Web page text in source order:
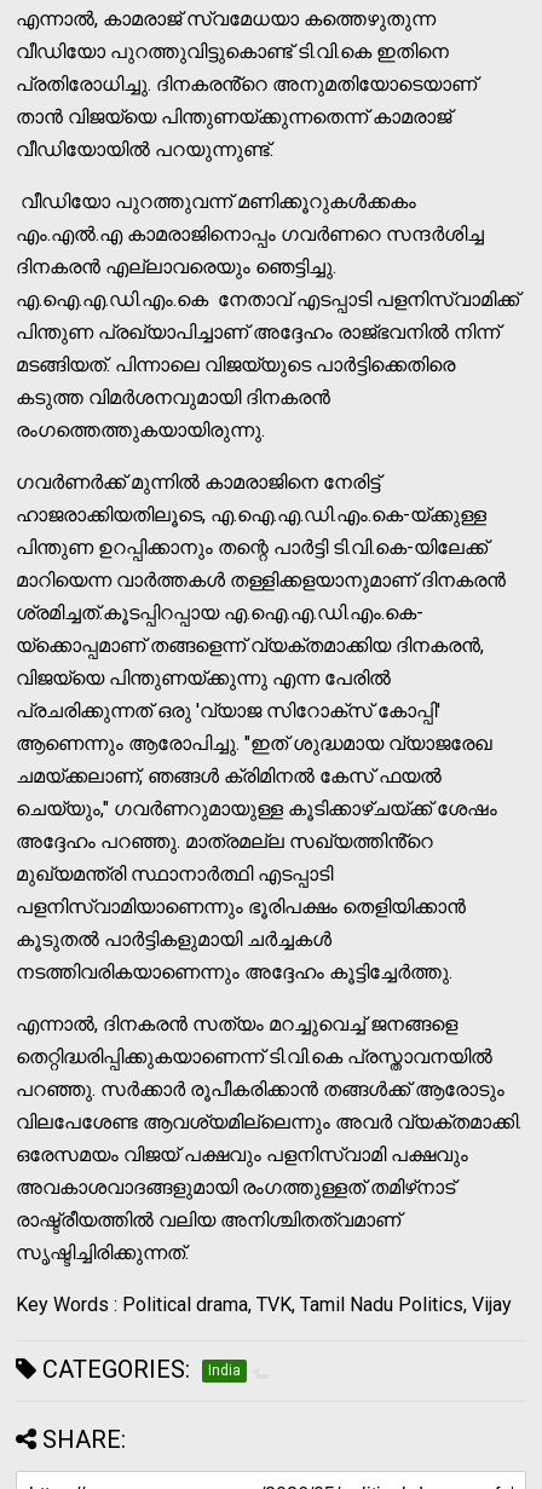
എന്നാൽ, കാമരാജ് സ്വമേധയാ കത്തെഴുതുന്ന
വീഡിയോ പുറത്തുവിട്ടുകൊണ്ട് ടി.വി.കെ ഇതിനെ
പ്രതിരോധിച്ചു. ദിനകരൻ്റെ അനുമതിയോടെയാണ്
താൻ വിജയ്‌യെ പിന്തുണയ്ക്കുന്നതെന്ന് കാമരാജ്
വീഡിയോയിൽ പറയുന്നുണ്ട്.
വീഡിയോ പുറത്തുവന്ന് മണിക്കൂറുകൾക്കകം
എം.എൽ.എ കാമരാജിനൊപ്പം ഗവർണറെ സന്ദർശിച്ച
ദിനകരൻ എല്ലാവരെയും ഞെട്ടിച്ചു.
എ.ഐ.എ.ഡി.എം.കെ നേതാവ് എടപ്പാടി പളനിസ്വാമിക്ക്
പിന്തുണ പ്രഖ്യാപിച്ചാണ് അദ്ദേഹം രാജ്ഭവനിൽ നിന്ന്
മടങ്ങിയത്. പിന്നാലെ വിജയ്‌യുടെ പാർട്ടിക്കെതിരെ
കടുത്ത വിമർശനവുമായി ദിനകരൻ
രംഗത്തെത്തുകയായിരുന്നു.
ഗവർണർക്ക് മുന്നിൽ കാമരാജിനെ നേരിട്ട്
ഹാജരാക്കിയതിലൂടെ, എ.ഐ.എ.ഡി.എം.കെ-യ്ക്കുള്ള
പിന്തുണ ഉറപ്പിക്കാനും തന്റെ പാർട്ടി ടി.വി.കെ-യിലേക്ക്
മാറിയെന്ന വാർത്തകൾ തള്ളിക്കളയാനുമാണ് ദിനകരൻ
ശ്രമിച്ചത്.കൂടപ്പിറപ്പായ എ.ഐ.എ.ഡി.എം.കെ-
യ്ക്കൊപ്പമാണ് തങ്ങളെന്ന് വ്യക്തമാക്കിയ ദിനകരൻ,
വിജയ്‌യെ പിന്തുണയ്ക്കുന്നു എന്ന പേരിൽ
പ്രചരിക്കുന്നത് ഒരു 'വ്യാജ സിറോക്സ് കോപ്പി'
ആണെന്നും ആരോപിച്ചു. "ഇത് ശുദ്ധമായ വ്യാജരേഖ
ചമയ്ക്കലാണ്, ഞങ്ങൾ ക്രിമിനൽ കേസ് ഫയൽ
ചെയ്യും," ഗവർണറുമായുള്ള കൂടിക്കാഴ്ചയ്ക്ക് ശേഷം
അദ്ദേഹം പറഞ്ഞു. മാത്രമല്ല സഖ്യത്തിൻ്റെ
മുഖ്യമന്ത്രി സ്ഥാനാർത്ഥി എടപ്പാടി
പളനിസ്വാമിയാണെന്നും ഭൂരിപക്ഷം തെളിയിക്കാൻ
കൂടുതൽ പാർട്ടികളുമായി ചർച്ചകൾ
നടത്തിവരികയാണെന്നും അദ്ദേഹം കൂട്ടിച്ചേർത്തു.
എന്നാൽ, ദിനകരൻ സത്യം മറച്ചുവെച്ച് ജനങ്ങളെ
തെറ്റിദ്ധരിപ്പിക്കുകയാണെന്ന് ടി.വി.കെ പ്രസ്താവനയിൽ
പറഞ്ഞു. സർക്കാർ രൂപീകരിക്കാൻ തങ്ങൾക്ക് ആരോടും
വിലപേശേണ്ട ആവശ്യമില്ലെന്നും അവർ വ്യക്തമാക്കി.
ഒരേസമയം വിജയ് പക്ഷവും പളനിസ്വാമി പക്ഷവും
അവകാശവാദങ്ങളുമായി രംഗത്തുള്ളത് തമിഴ്‌നാട്
രാഷ്ട്രീയത്തിൽ വലിയ അനിശ്ചിതത്വമാണ്
സൃഷ്ടിച്ചിരിക്കുന്നത്.
Key Words : Political drama, TVK, Tamil Nadu Politics, Vijay
CATEGORIES: India
SHARE: